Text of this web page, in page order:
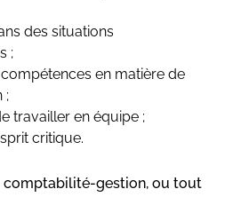
des situations
;
en matière de
;
travailler en équipe ;
critique.
comptabilité-gestion, ou tout